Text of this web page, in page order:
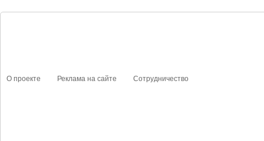
О проекте Реклама на сайте Сотрудничество